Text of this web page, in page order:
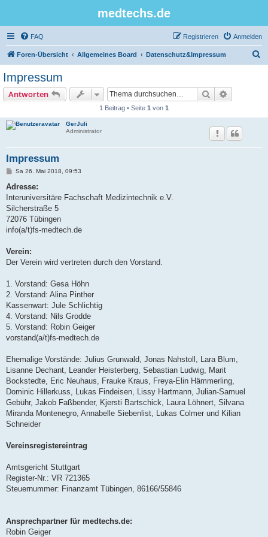
medtechs.de
FAQ Anmelden
Registrieren
Foren-Übersicht Allgemeines Board Datenschutz&Impressum
Impressum
Antworten Suche
1 Beitrag • Seite 1 von 1
GerJuli
Administrator
Impressum
B
i
r
a
Sa 26. Mai 2018, 09:53
Adresse:
Interuniversitäre Fachschaft Medizintechnik e.V.
Silcherstraße 5
72076 Tübingen
info(a/t)fs-medtech.de
Verein:
Der Verein wird vertreten durch den Vorstand.
1. Vorstand: Gesa Höhn
2. Vorstand: Alina Pinther
Kassenwart: Jule Schlichtig
4. Vorstand: Nils Grodde
5. Vorstand: Robin Geiger
vorstand(a/t)fs-medtech.de
Ehemalige Vorstände: Julius Grunwald, Jonas Nahstoll, Lara Blum,
Lisanne Dechant, Leander Heisterberg, Sebastian Ludwig, Marit
Bockstedte, Eric Neuhaus, Frauke Kraus, Freya-Elin Hämmerling,
Dominic Hillerkuss, Lukas Findeisen, Lissy Hartmann, Julian-Samuel
Gebühr, Jakob Faßbender, Kjersti Bartschick, Laura Löhnert, Silvana
Miranda Montenegro, Annabelle Siebenlist, Lukas Colmer und Kilian
Schneider
Vereinsregistereintrag
Amtsgericht Stuttgart
Register-Nr.: VR 721365
Steuernummer: Finanzamt Tübingen, 86166/55846
Ansprechpartner für medtechs.de:
Robin Geiger